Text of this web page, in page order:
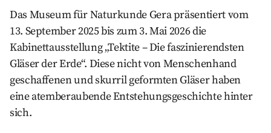
Das Museum für Naturkunde Gera präsentiert vom
13. September 2025 bis zum 3. Mai 2026 die
Kabinettausstellung „Tektite – Die faszinierendsten
Gläser der Erde“. Diese nicht von Menschenhand
geschaffenen und skurril geformten Gläser haben
eine atemberaubende Entstehungsgeschichte hinter
sich.